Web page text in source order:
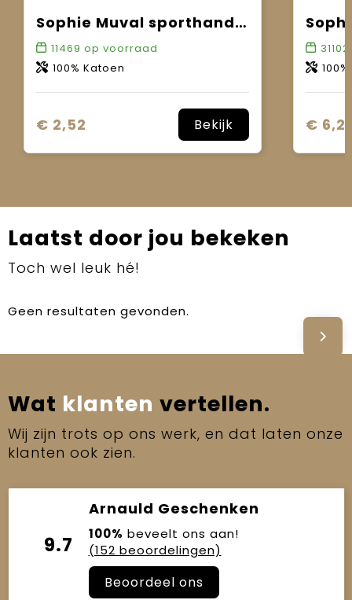
Sophie Muval sporthanddoek 130x30 cm, 450 gr/m²
11469 op voorraad
100% Katoen
€ 2,52 Bekijk
31102
€ 6,21
Laatst door jou bekeken
Toch wel leuk hé!
Geen resultaten gevonden.
Wat klanten vertellen.
Wij zijn trots op ons werk, en dat laten onze
klanten ook zien.
9.7
Arnauld Geschenken
100% beveelt ons aan!
(152 beoordelingen)
Beoordeel ons